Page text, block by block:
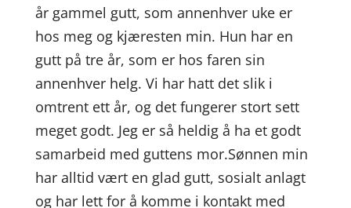
år gammel gutt, som annenhver uke er
hos meg og kjæresten min. Hun har en
gutt på tre år, som er hos faren sin
annenhver helg. Vi har hatt det slik i
omtrent ett år, og det fungerer stort sett
meget godt. Jeg er så heldig å ha et godt
samarbeid med guttens mor.Sønnen min
har alltid vært en glad gutt, sosialt anlagt
og har lett for å komme i kontakt med